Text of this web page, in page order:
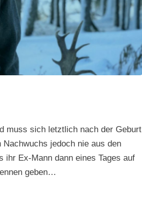
muss sich letztlich nach der Geburt
jedoch nie aus den
ihr Ex-Mann dann eines Tages auf
geben…